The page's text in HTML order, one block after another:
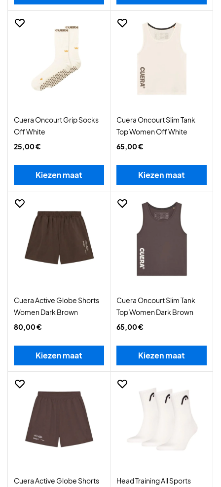
Cuera Oncourt Grip Socks
Off White
25,00 €
Kiezen maat
Cuera Oncourt Slim Tank
Top Women Off White
65,00 €
Kiezen maat
Cuera Active Globe Shorts
Women Dark Brown
80,00 €
Kiezen maat
Cuera Oncourt Slim Tank
Top Women Dark Brown
65,00 €
Kiezen maat
Cuera Active Globe Shorts Head Training All Sports